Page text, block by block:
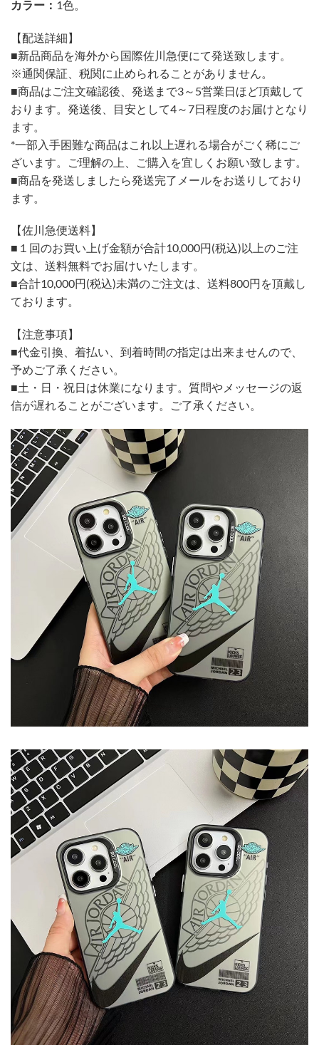
カラー： 1色。
【配送詳細】
■新品商品を海外から国際佐川急便にて発送致します。
※通関保証、税関に止められることがありません。
■商品はご注文確認後、発送まで3～5営業日ほど頂戴して
おります。発送後、目安として4～7日程度のお届けとなり
ます。
*一部入手困難な商品はこれ以上遅れる場合がごく稀にご
ざいます。ご理解の上、ご購入を宜しくお願い致します。
■商品を発送しましたら発送完了メールをお送りしており
ます。
【佐川急便送料】
■１回のお買い上げ金額が合計10,000円(税込)以上のご注
文は、送料無料でお届けいたします。
■合計10,000円(税込)未満のご注文は、送料800円を頂戴し
ております。
【注意事項】
■代金引換、着払い、到着時間の指定は出来ませんので、
予めご了承ください。
■土・日・祝日は休業になります。質問やメッセージの返
信が遅れることがございます。ご了承ください。